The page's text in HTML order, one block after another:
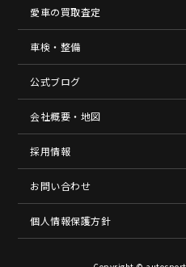
愛車の買取査定
車検・整備
公式ブログ
会社概要・地図
採用情報
お問い合わせ
個人情報保護方針